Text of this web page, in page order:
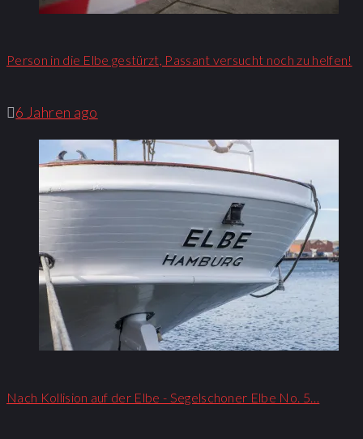
Person in die Elbe gestürzt, Passant versucht noch zu helfen!
6 Jahren ago
Nach Kollision auf der Elbe - Segelschoner Elbe No. 5…